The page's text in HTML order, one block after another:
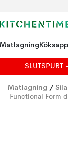
Matlagning
Matlagning /
Functional Form